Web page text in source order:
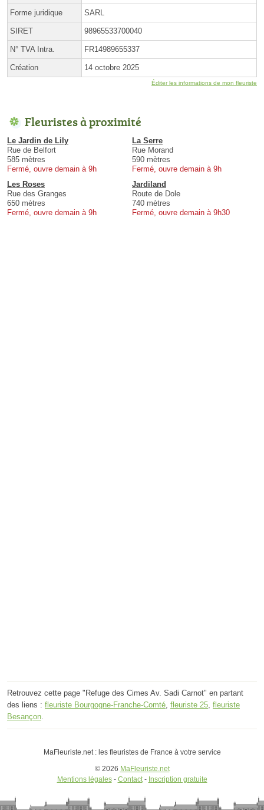
Forme juridique SARL
SIRET 98965533700040
N° TVA Intra. FR14989655337
Création 14 octobre 2025
Éditer les informations de mon fleuriste
Fleuristes à proximité
Le Jardin de Lily
Rue de Belfort
585 mètres
Fermé, ouvre demain à 9h
La Serre
Rue Morand
590 mètres
Fermé, ouvre demain à 9h
Les Roses
Rue des Granges
650 mètres
Fermé, ouvre demain à 9h
Jardiland
Route de Dole
740 mètres
Fermé, ouvre demain à 9h30
Retrouvez cette page "Refuge des Cimes Av. Sadi Carnot" en partant
des liens : fleuriste Bourgogne-Franche-Comté fleuriste 25 fleuriste
Besançon
MaFleuriste.net : les fleuristes de France à votre service
© 2026 MaFleuriste.net
Mentions légales- Contact- Inscription gratuite